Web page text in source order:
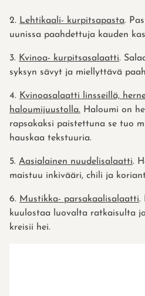
2. Lehtikaali- kurpitsapasta.
uunissa paahdettuja kauden
3. Kvinoa- kurpitsasalaatti.
syksyn sävyt ja miellyttävä
4. Kvinoasalaatti linsseillä,
haloumijuustolla. Haloumi on
rapsakaksi paistettuna se tuo
hauskaa tekstuuria.
5. Aasialainen nuudelisalaatti.
maistuu inkivääri, chili ja
6. Mustikka- parsakaalisalaatti.
kuulostaa luovalta ratkaisulta
kreisii hei.